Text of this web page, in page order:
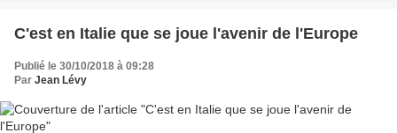
C'est en Italie que se joue l'avenir de l'Europe
Publié le 30/10/2018 à 09:28
Par Jean Lévy